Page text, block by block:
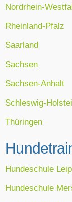
Nordrhein-
Rheinland-Pfalz
Saarland
Sachsen
Sachsen-Anhalt
Schleswig-
Thüringen
Hundeschule
Hundeschule